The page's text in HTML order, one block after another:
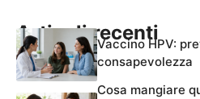
Articoli recenti
Vaccino HPV:
consapevolezza
Cosa mangiare